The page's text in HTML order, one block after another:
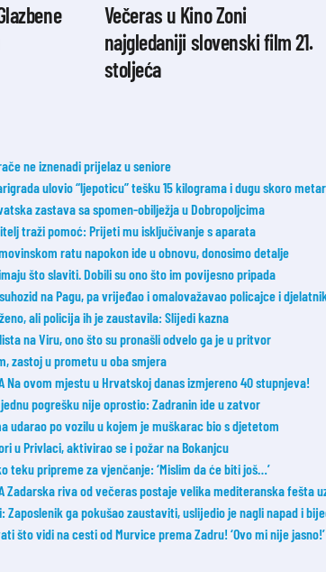
Večeras u Kino Zoni
najgledaniji slovenski film 21.
stoljeća
ne iznenadi prijelaz u seniore
ulovio “ljepoticu” tešku 15 kilograma i dugu skoro metar
zastava sa spomen-obilježja u Dobropoljcima
traži pomoć: Prijeti mu isključivanje s aparata
ratu napokon ide u obnovu, donosimo detalje
što slaviti. Dobili su ono što im povijesno pripada
na Pagu, pa vrijeđao i omalovažavao policajce i
ali policija ih je zaustavila: Slijedi kazna
na Viru, ono što su pronašli odvelo ga je u pritvor
zastoj u prometu u oba smjera
Na ovom mjestu u Hrvatskoj danas izmjereno 40 stupnjeva!
pogrešku nije oprostio: Zadranin ide u zatvor
udarao po vozilu u kojem je muškarac bio s djetetom
u Privlaci, aktivirao se i požar na Bokanjcu
teku pripreme za vjenčanje: ‘Mislim da će biti još…’
Zadarska riva od večeras postaje velika mediteranska
Zaposlenik ga pokušao zaustaviti, uslijedio je nagli napad i
što vidi na cesti od Murvice prema Zadru! ‘Ovo mi nije jasno!’